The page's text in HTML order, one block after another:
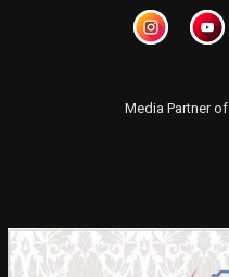
Media Partner of